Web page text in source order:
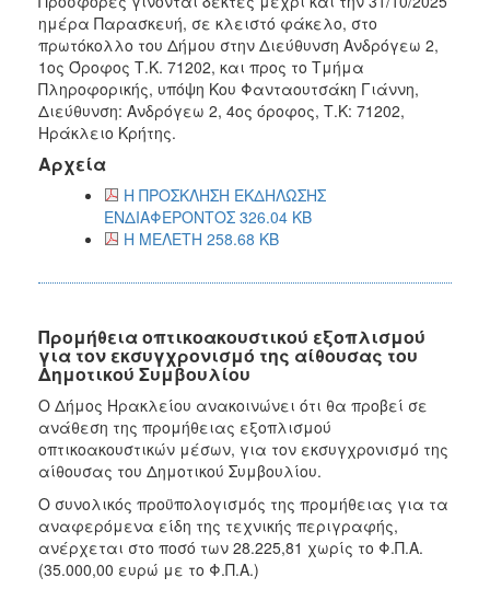
ημέρα Παρασκευή, σε κλειστό φάκελο, στο
πρωτόκολλο του Δήμου στην Διεύθυνση Ανδρόγεω 2,
1ος Όροφος Τ.Κ. 71202, και προς το Τμήμα
Πληροφορικής, υπόψη Κου Φανταουτσάκη Γιάννη,
Διεύθυνση: Ανδρόγεω 2, 4ος όροφος, Τ.Κ: 71202,
Ηράκλειο Κρήτης.
Αρχεία
Η ΠΡΟΣΚΛΗΣΗ ΕΚΔΗΛΩΣΗΣ
ΕΝΔΙΑΦΕΡΟΝΤΟΣ 326.04 KB
Η ΜΕΛΕΤΗ 258.68 KB
Προμήθεια οπτικοακουστικού εξοπλισμού
για τον εκσυγχρονισμό της αίθουσας του
Δημοτικού Συμβουλίου
Ο Δήμος Ηρακλείου ανακοινώνει ότι θα προβεί σε
ανάθεση της προμήθειας εξοπλισμού
οπτικοακουστικών μέσων, για τον εκσυγχρονισμό της
αίθουσας του Δημοτικού Συμβουλίου.
Ο συνολικός προϋπολογισμός της προμήθειας για τα
αναφερόμενα είδη της τεχνικής περιγραφής,
ανέρχεται στο ποσό των 28.225,81 χωρίς το Φ.Π.Α.
(35.000,00 ευρώ με το Φ.Π.Α.)